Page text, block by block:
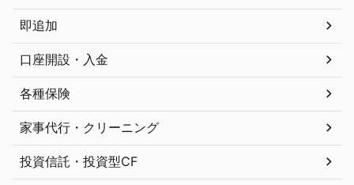
即追加
口座開設・入金
各種保険
家事代行・クリーニング
投資信託・投資型CF